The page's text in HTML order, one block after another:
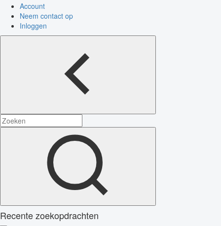
Account
Neem contact op
Inloggen
Recente zoekopdrachten